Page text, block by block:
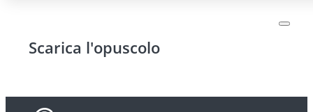
Scarica l'opuscolo